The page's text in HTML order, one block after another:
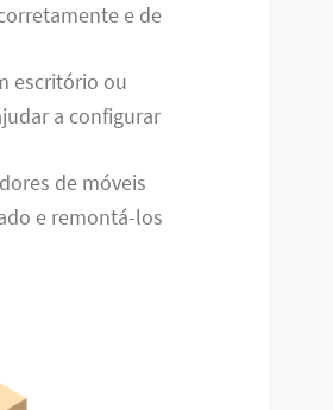
e de
escritório ou
a configurar
de móveis
e remontá-los